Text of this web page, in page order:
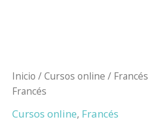
Inicio /Cursos online / Francés
Francés
Cursos online, Francés